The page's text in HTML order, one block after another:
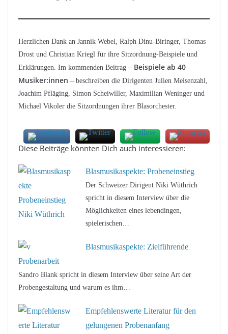
Herzlichen Dank an Jannik Webel, Ralph Dinu-Biringer, Thomas
Drost und Christian Kriegl für ihre Sitzordnung-Beispiele und
Erklärungen. Im kommenden Beitrag – Beispiele ab 40
Musiker:innen – beschreiben die Dirigenten Julien Meisenzahl,
Joachim Pfläging, Simon Scheiwiller, Maximilian Weninger und
Michael Vikoler die Sitzordnungen ihrer Blasorchester.
Diese Beiträge könnten Dich auch interessieren:
Blasmusikaspekte: Probeneinstieg
Der Schweizer Dirigent Niki Wüthrich
spricht in diesem Interview über die
Möglichkeiten eines lebendingen,
spielerischen…
Blasmusikaspekte: Zielführende
Probenarbeit
Sandro Blank spricht in diesem Interview über seine Art der
Probengestaltung und warum es ihm…
Empfehlenswerte Literatur für den
gelungenen Probenanfang